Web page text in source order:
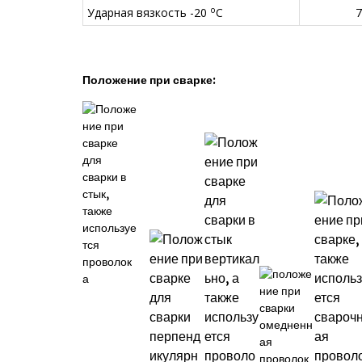
Ударная вязкость -20 oC
Положение при сварке: